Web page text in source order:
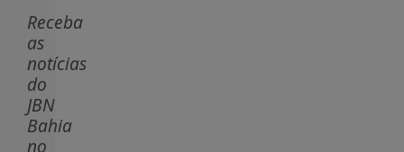
Receba
as
notícias
do
JBN
Bahia
no